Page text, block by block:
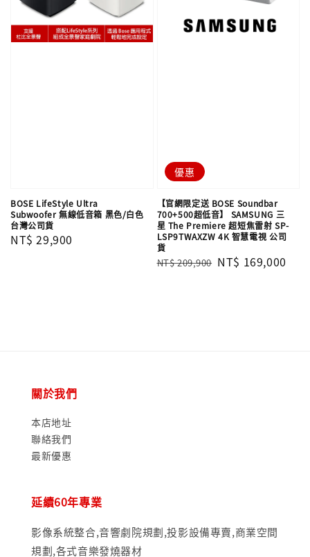
BOSE LifeStyle Ultra
Subwoofer 無線低音箱 黑色/白色
台灣公司貨
Regular
NT$ 29,900
優惠
【官網限定送 BOSE Soundbar
700+500超低音】 SAMSUNG 三
星 The Premiere 超短焦雷射 SP-
LSP9TWAXZW 4K 智慧電視 公司
貨
Regular
NT$ 209,900 Sale
NT$ 169,000
關於我們
本店地址
聯絡我們
最新優惠
延續60年專業
影像系統整合,音響劇院規劃,投影設備專賣,商業空間
規劃,各式音樂發燒器材